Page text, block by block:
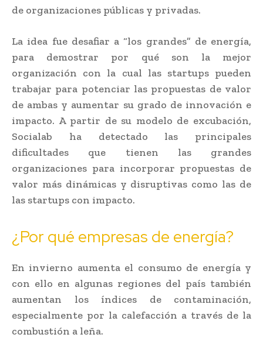
de organizaciones públicas y privadas.
La idea fue desafiar a “los grandes” de energía,
para demostrar por qué son la mejor
organización con la cual las startups pueden
trabajar para potenciar las propuestas de valor
de ambas y aumentar su grado de innovación e
impacto. A partir de su modelo de excubación,
Socialab ha detectado las principales
dificultades que tienen las grandes
organizaciones para incorporar propuestas de
valor más dinámicas y disruptivas como las de
las startups con impacto.
¿Por qué empresas de energía?
En invierno aumenta el consumo de energía y
con ello en algunas regiones del país también
aumentan los índices de contaminación,
especialmente por la calefacción a través de la
combustión a leña.